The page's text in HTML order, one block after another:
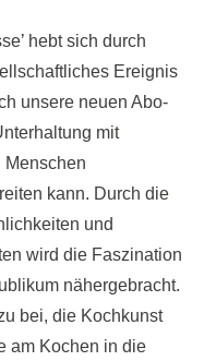
hebt sich durch
Ereignis
unsere neuen Abo-
mit
Menschen
kann. Durch die
und
wird die Faszination
nähergebracht.
bei, die Kochkunst
am Kochen in die